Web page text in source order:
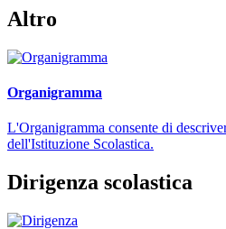
Altro
Organigramma
L'Organigramma consente di
dell'Istituzione Scolastica.
Dirigenza scolastica